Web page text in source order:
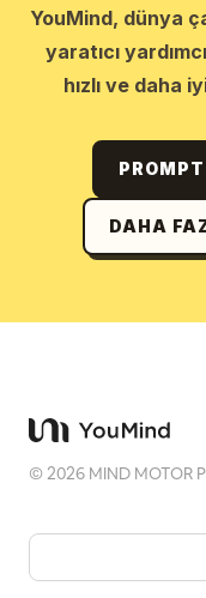
YouMind, dünya
yaratıcı
hızlı ve daha
DAHA
©2026 MIND MOTOR